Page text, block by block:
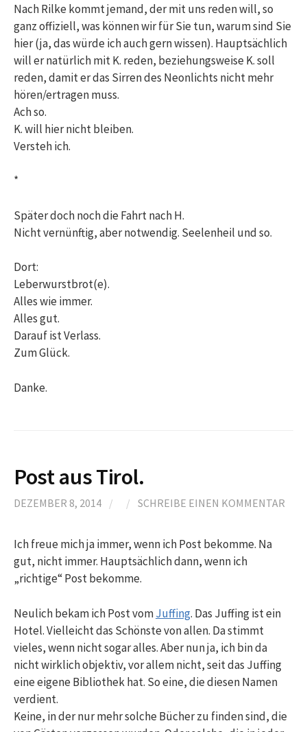
Nach Rilke kommt jemand, der mit uns reden will, so
ganz offiziell, was können wir für Sie tun, warum sind Sie
hier (ja, das würde ich auch gern wissen). Hauptsächlich
will er natürlich mit K. reden, beziehungsweise K. soll
reden, damit er das Sirren des Neonlichts nicht mehr
hören/ertragen muss.
Ach so.
K. will hier nicht bleiben.
Versteh ich.
*
Später doch noch die Fahrt nach H.
Nicht vernünftig, aber notwendig. Seelenheil und so.
Dort:
Leberwurstbrot(e).
Alles wie immer.
Alles gut.
Darauf ist Verlass.
Zum Glück.
Danke.
Post aus Tirol.
DEZEMBER 8, 2014 / / SCHREIBE EINEN KOMMENTAR
Ich freue mich ja immer, wenn ich Post bekomme. Na
gut, nicht immer. Hauptsächlich dann, wenn ich
„richtige“ Post bekomme.
Neulich bekam ich Post vomJuffing. Das Juffing ist ein
Hotel. Vielleicht das Schönste von allen. Da stimmt
vieles, wenn nicht sogar alles. Aber nun ja, ich bin da
nicht wirklich objektiv, vor allem nicht, seit das Juffing
eine eigene Bibliothek hat. So eine, die diesen Namen
verdient.
Keine, in der nur mehr solche Bücher zu finden sind, die